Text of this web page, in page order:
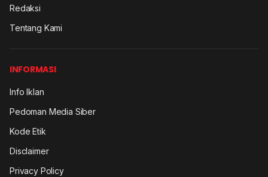
Redaksi
Tentang Kami
INFORMASI
Info Iklan
Pedoman Media Siber
Kode Etik
Disclaimer
Privacy Policy